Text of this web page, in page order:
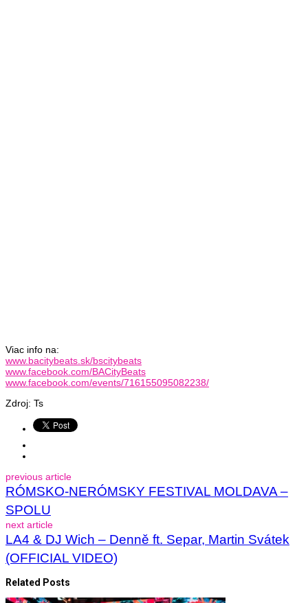
Viac info na:
www.bacitybeats.sk/bscitybeats
www.facebook.com/BACityBeats
www.facebook.com/events/716155095082238/
Zdroj: Ts
previous article
RÓMSKO-NERÓMSKY FESTIVAL MOLDAVA –
SPOLU
next article
LA4 & DJ Wich – Denně ft. Separ, Martin Svátek
(OFFICIAL VIDEO)
Related Posts